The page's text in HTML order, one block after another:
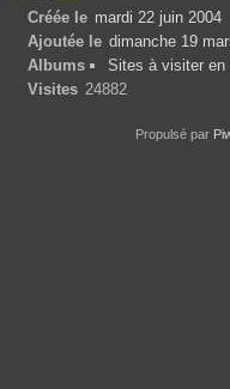
Créée le mardi 22 juin 2004
Ajoutée le dimanche 19
Albums
Sites à visiter en
Visites 24882
Propulsé par